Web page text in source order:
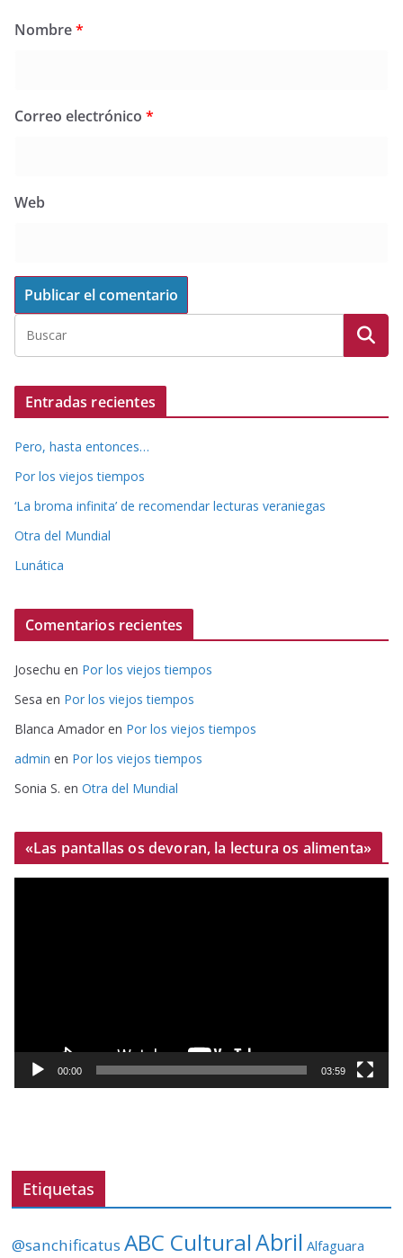
Nombre*
Correo electrónico *
Web
Entradas recientes
Pero, hasta entonces…
Por los viejos tiempos
‘La broma infinita’ de recomendar lecturas veraniegas
Otra del Mundial
Lunática
Comentarios recientes
Josechu en Por los viejos tiempos
Sesa en Por los viejos tiempos
Blanca Amador en Por los viejos tiempos
admin en Por los viejos tiempos
Sonia S. en Otra del Mundial
«Las pantallas os devoran, la lectura os alimenta»
o
í
e
00:00 03:59
Etiquetas
@sanchificatus ABC CulturalAbril Alfaguara